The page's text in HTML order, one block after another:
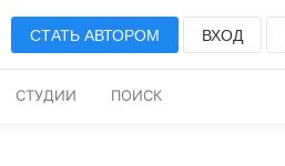
СТАТЬ АВТОРОМ ВХОД
СТУДИИ ПОИСК